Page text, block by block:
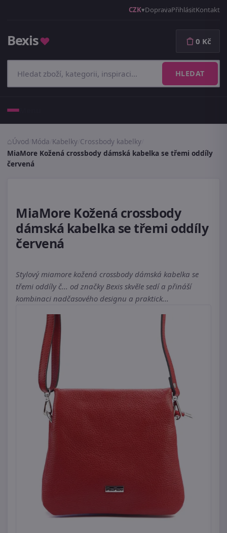
CZK DopravaPřihlásitKontakt
Bexis♥
HLEDAT
0 Kč
Úvod Móda Kabelky Crossbody kabelky
MiaMore Kožená crossbody dámská kabelka se třemi oddíly
červená
MiaMore Kožená crossbody
dámská kabelka se třemi oddíly
červená
Stylový miamore kožená crossbody dámská kabelka se
třemi oddíly č... od značky Bexis skvěle sedí a přináší
kombinaci nadčasového designu a praktick...